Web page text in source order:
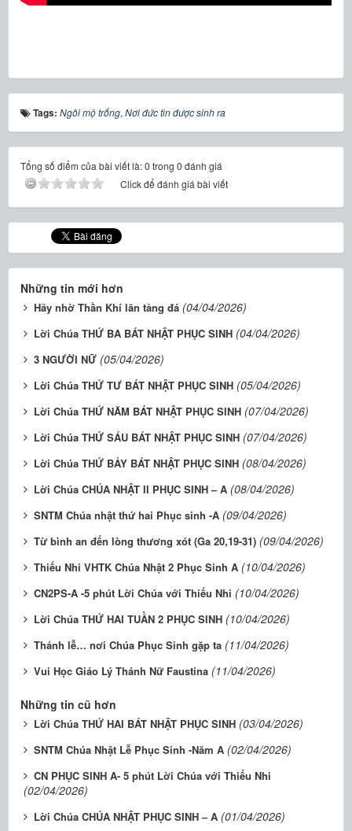
Tags: Ngôi mộ trống, Nơi đức tin được sinh ra
Tổng số điểm của bài viết là: 0 trong 0 đánh giá
Click để đánh giá bài viết
Những tin mới hơn
Hãy nhờ Thần Khí lăn tảng đá (04/04/2026)
Lời Chúa THỨ BA BÁT NHẬT PHỤC SINH (04/04/2026)
3 NGƯỜI NỮ (05/04/2026)
Lời Chúa THỨ TƯ BÁT NHẬT PHỤC SINH (05/04/2026)
Lời Chúa THỨ NĂM BÁT NHẬT PHỤC SINH (07/04/2026)
Lời Chúa THỨ SÁU BÁT NHẬT PHỤC SINH (07/04/2026)
Lời Chúa THỨ BẢY BÁT NHẬT PHỤC SINH (08/04/2026)
Lời Chúa CHÚA NHẬT II PHỤC SINH – A (08/04/2026)
SNTM Chúa nhật thứ hai Phục sinh -A (09/04/2026)
Từ bình an đến lòng thương xót (Ga 20,19-31) (09/04/2026)
Thiếu Nhi VHTK Chúa Nhật 2 Phục Sinh A (10/04/2026)
CN2PS-A -5 phút Lời Chúa với Thiếu Nhi (10/04/2026)
Lời Chúa THỨ HAI TUẦN 2 PHỤC SINH (10/04/2026)
Thánh lễ… nơi Chúa Phục Sinh gặp ta (11/04/2026)
Vui Học Giáo Lý Thánh Nữ Faustina (11/04/2026)
Những tin cũ hơn
Lời Chúa THỨ HAI BÁT NHẬT PHỤC SINH (03/04/2026)
SNTM Chúa Nhật Lễ Phục Sinh -Năm A (02/04/2026)
CN PHỤC SINH A- 5 phút Lời Chúa với Thiếu Nhi
(02/04/2026)
Lời Chúa CHÚA NHẬT PHỤC SINH – A (01/04/2026)